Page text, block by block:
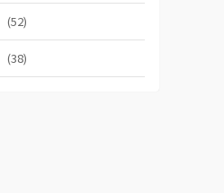
(52)
(38)